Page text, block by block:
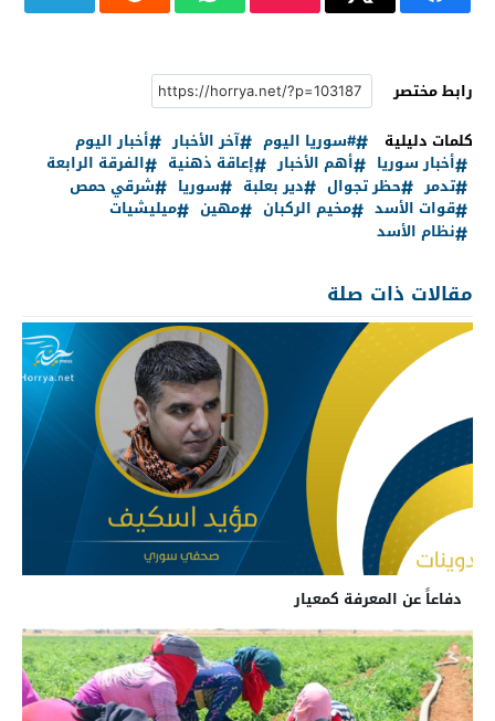
رابط مختصر
كلمات دليلية
#سوريا اليوم آخر الأخبار
أخبار اليوم
أخبار سوريا
أهم الأخبار إعاقة ذهنية
الفرقة الرابعة
تدمر
حظر تجوال دير بعلبة سوريا
شرقي حمص
قوات الأسد
مخيم الركبان مهين
ميليشيات
نظام الأسد
مقالات ذات صلة
دفاعاً عن المعرفة كمعيار